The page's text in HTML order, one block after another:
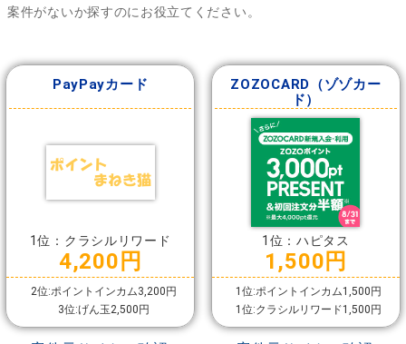
案件がないか探すのにお役立てください。
PayPayカード
1位：クラシルリワード
4,200円
2位:ポイントインカム3,200円
3位:げん玉2,500円
ZOZOCARD（ゾゾカー
ド）
1位：ハピタス
1,500円
1位:ポイントインカム1,500円
1位:クラシルリワード1,500円